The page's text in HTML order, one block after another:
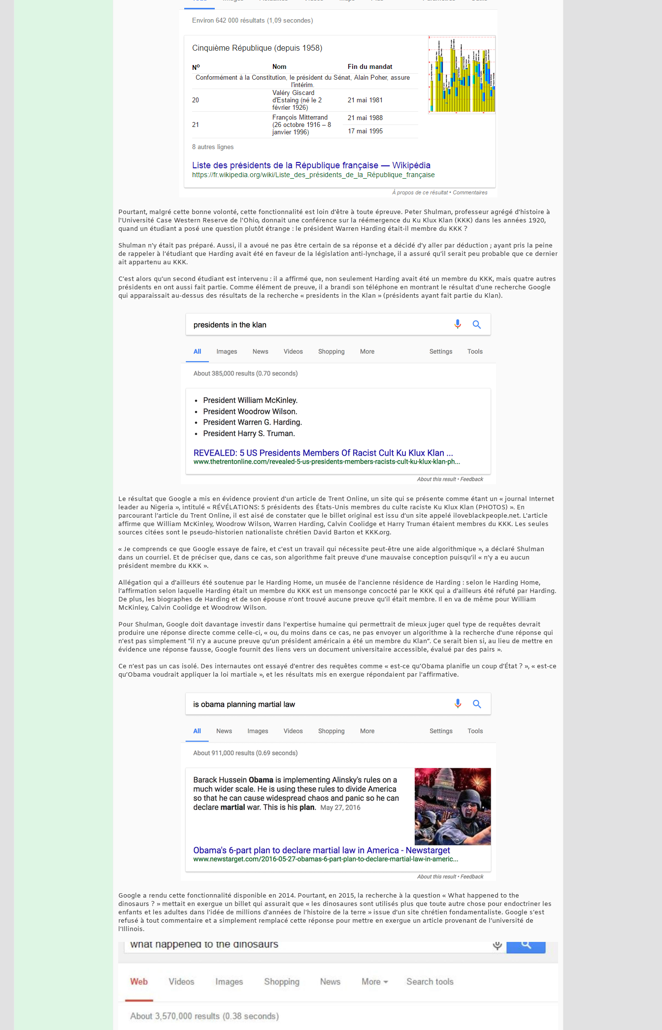
Pourtant, malgré cette bonne volonté, cette fonctionnalité est loin d’être à toute épreuve. Peter Shulman, professeur agrégé d'histoire à
l'Université Case Western Reserve de l'Ohio, donnait une conférence sur la réémergence du Ku Klux Klan (KKK) dans les années 1920,
quand un étudiant a posé une question plutôt étrange : le président Warren Harding était-il membre du KKK ?
Shulman n’y était pas préparé. Aussi, il a avoué ne pas être certain de sa réponse et a décidé d’y aller par déduction ; ayant pris la peine
de rappeler à l’étudiant que Harding avait été en faveur de la législation anti-lynchage, il a assuré qu’il serait peu probable que ce dernier
ait appartenu au KKK.
C’est alors qu’un second étudiant est intervenu : il a affirmé que, non seulement Harding avait été un membre du KKK, mais quatre autres
présidents en ont aussi fait partie. Comme élément de preuve, il a brandi son téléphone en montrant le résultat d’une recherche Google
qui apparaissait au-dessus des résultats de la recherche « presidents in the Klan » (présidents ayant fait partie du Klan).
Le résultat que Google a mis en évidence provient d'un article de Trent Online, un site qui se présente comme étant un « journal Internet
leader au Nigeria », intitulé « RÉVÉLATIONS: 5 présidents des États-Unis membres du culte raciste Ku Klux Klan (PHOTOS) ». En
parcourant l’article du Trent Online, il est aisé de constater que le billet original est issu d’un site appelé iloveblackpeople.net. L'article
affirme que William McKinley, Woodrow Wilson, Warren Harding, Calvin Coolidge et Harry Truman étaient membres du KKK. Les seules
sources citées sont le pseudo-historien nationaliste chrétien David Barton et KKK.org.
« Je comprends ce que Google essaye de faire, et c'est un travail qui nécessite peut-être une aide algorithmique », a déclaré Shulman
dans un courriel. Et de préciser que, dans ce cas, son algorithme fait preuve d’une mauvaise conception puisqu’il « n’y a eu aucun
président membre du KKK ».
Allégation qui a d’ailleurs été soutenue par le Harding Home, un musée de l'ancienne résidence de Harding : selon le Harding Home,
l’affirmation selon laquelle Harding était un membre du KKK est un mensonge concocté par le KKK qui a d’ailleurs été réfuté par Harding.
De plus, les biographes de Harding et de son épouse n'ont trouvé aucune preuve qu'il était membre. Il en va de même pour William
McKinley, Calvin Coolidge et Woodrow Wilson.
Pour Shulman, Google doit davantage investir dans l’expertise humaine qui permettrait de mieux juger quel type de requêtes devrait
produire une réponse directe comme celle-ci, « ou, du moins dans ce cas, ne pas envoyer un algorithme à la recherche d'une réponse qui
n'est pas simplement "il n'y a aucune preuve qu'un président américain a été un membre du Klan”. Ce serait bien si, au lieu de mettre en
évidence une réponse fausse, Google fournit des liens vers un document universitaire accessible, évalué par des pairs ».
Ce n’est pas un cas isolé. Des internautes ont essayé d’entrer des requêtes comme « est-ce qu’Obama planifie un coup d’État ? », « est-ce
qu’Obama voudrait appliquer la loi martiale », et les résultats mis en exergue répondaient par l'affirmative.
Google a rendu cette fonctionnalité disponible en 2014. Pourtant, en 2015, la recherche à la question « What happened to the
dinosaurs ? » mettait en exergue un billet qui assurait que « les dinosaures sont utilisés plus que toute autre chose pour endoctriner les
enfants et les adultes dans l'idée de millions d'années de l'histoire de la terre » issue d’un site chrétien fondamentaliste. Google s’est
refusé à tout commentaire et a simplement remplacé cette réponse pour mettre en exergue un article provenant de l’université de
l’Illinois.